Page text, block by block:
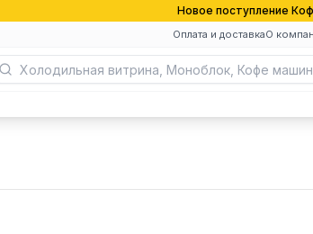
Новое поступление
Оплата и доставкаО